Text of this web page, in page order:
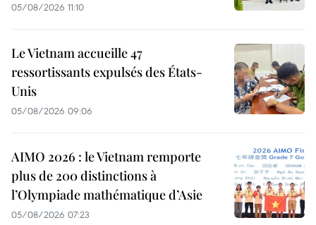
05/08/2026 11:10
Le Vietnam accueille 47
ressortissants expulsés des États-
Unis
05/08/2026 09:06
AIMO 2026 : le Vietnam remporte
plus de 200 distinctions à
l’Olympiade mathématique d’Asie
05/08/2026 07:23